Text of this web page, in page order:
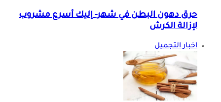
حرق دهون البطن في شهر- إليك أسرع مشروب
لإزالة الكرش
اخبار التجميل